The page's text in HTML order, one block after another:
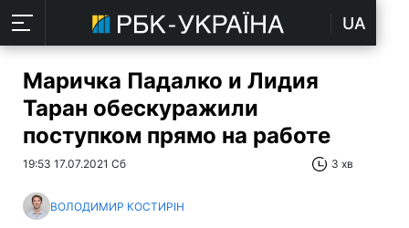
UA
Маричка Падалко и Лидия
Таран обескуражили
поступком прямо на работе
19:53 17.07.2021 Сб 3 хв
ВОЛОДИМИР КОСТИРІН